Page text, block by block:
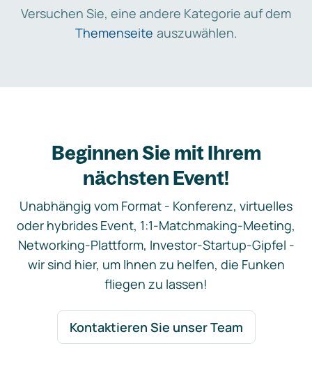
Versuchen Sie, eine andere Kategorie auf dem
Themenseite auszuwählen.
Beginnen Sie mit Ihrem
nächsten Event!
Unabhängig vom Format - Konferenz, virtuelles
oder hybrides Event, 1:1-Matchmaking-Meeting,
Networking-Plattform, Investor-Startup-Gipfel -
wir sind hier, um Ihnen zu helfen, die Funken
fliegen zu lassen!
Kontaktieren Sie unser Team